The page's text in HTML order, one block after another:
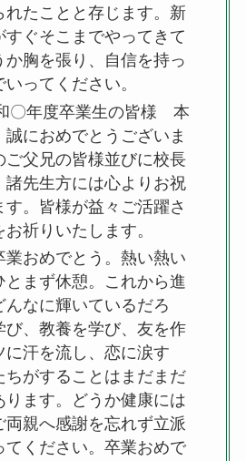
れたことと存じます。新
すぐそこまでやってきて
か胸を張り、自信を持っ
ってください。
〇年度卒業生の皆様 本
誠におめでとうございま
ご父兄の皆様並びに校長
諸先生方には心よりお祝
す。皆様が益々ご活躍さ
祈りいたします。
業おめでとう。熱い熱い
とまず休憩。これから進
んなに輝いているだろ
び、教養を学び、友を作
に汗を流し、恋に涙す
ちがすることはまだまだ
ります。どうか健康には
両親へ感謝を忘れず立派
てください。卒業おめで